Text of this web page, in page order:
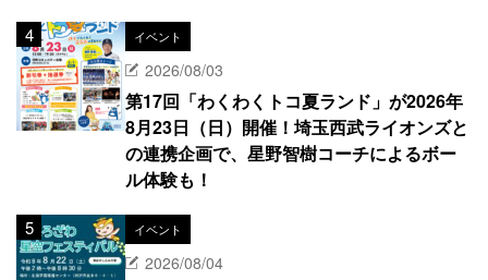
イベント
2026/08/03
第17回「わくわくトコ夏ランド」が2026年
8月23日（日）開催！埼玉西武ライオンズと
の連携企画で、星野智樹コーチによるボー
ル体験も！
イベント
2026/08/04